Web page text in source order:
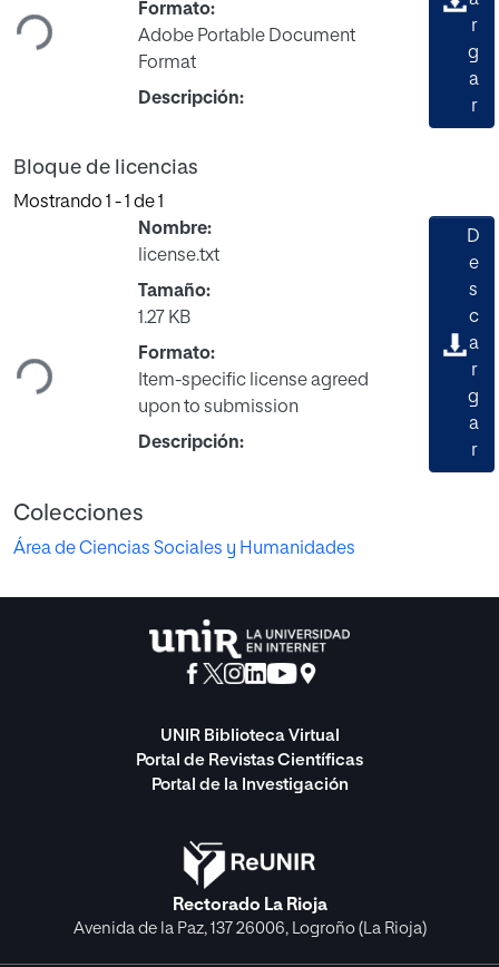
Formato:
Adobe Portable Document
Format
Descripción:
r
g
a
r
Bloque de licencias
Mostrando 1 - 1 de 1
Cargando...
Nombre:
license.txt
Tamaño:
1.27 KB
Formato:
Item-specific license agreed
upon to submission
Descripción:
D
e
s
c
a
r
g
a
r
Colecciones
Área de Ciencias Sociales y Humanidades
UNIR Biblioteca Virtual
Portal de Revistas Científicas
Portal de la Investigación
Rectorado La Rioja
Avenida de la Paz, 137 26006, Logroño (La Rioja)